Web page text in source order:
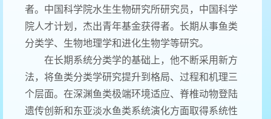
者。中国科学院水生生物研究所研究员，中国科学
院人才计划，杰出青年基金获得者。长期从事鱼类
分类学、生物地理学和进化生物学等研究。
在长期系统分类学的基础上，他不断采用新方
法，将鱼类分类学研究提升到格局、过程和机理三
个层面。在深渊鱼类极端环境适应、脊椎动物登陆
遗传创新和东亚淡水鱼类系统演化方面取得系统性